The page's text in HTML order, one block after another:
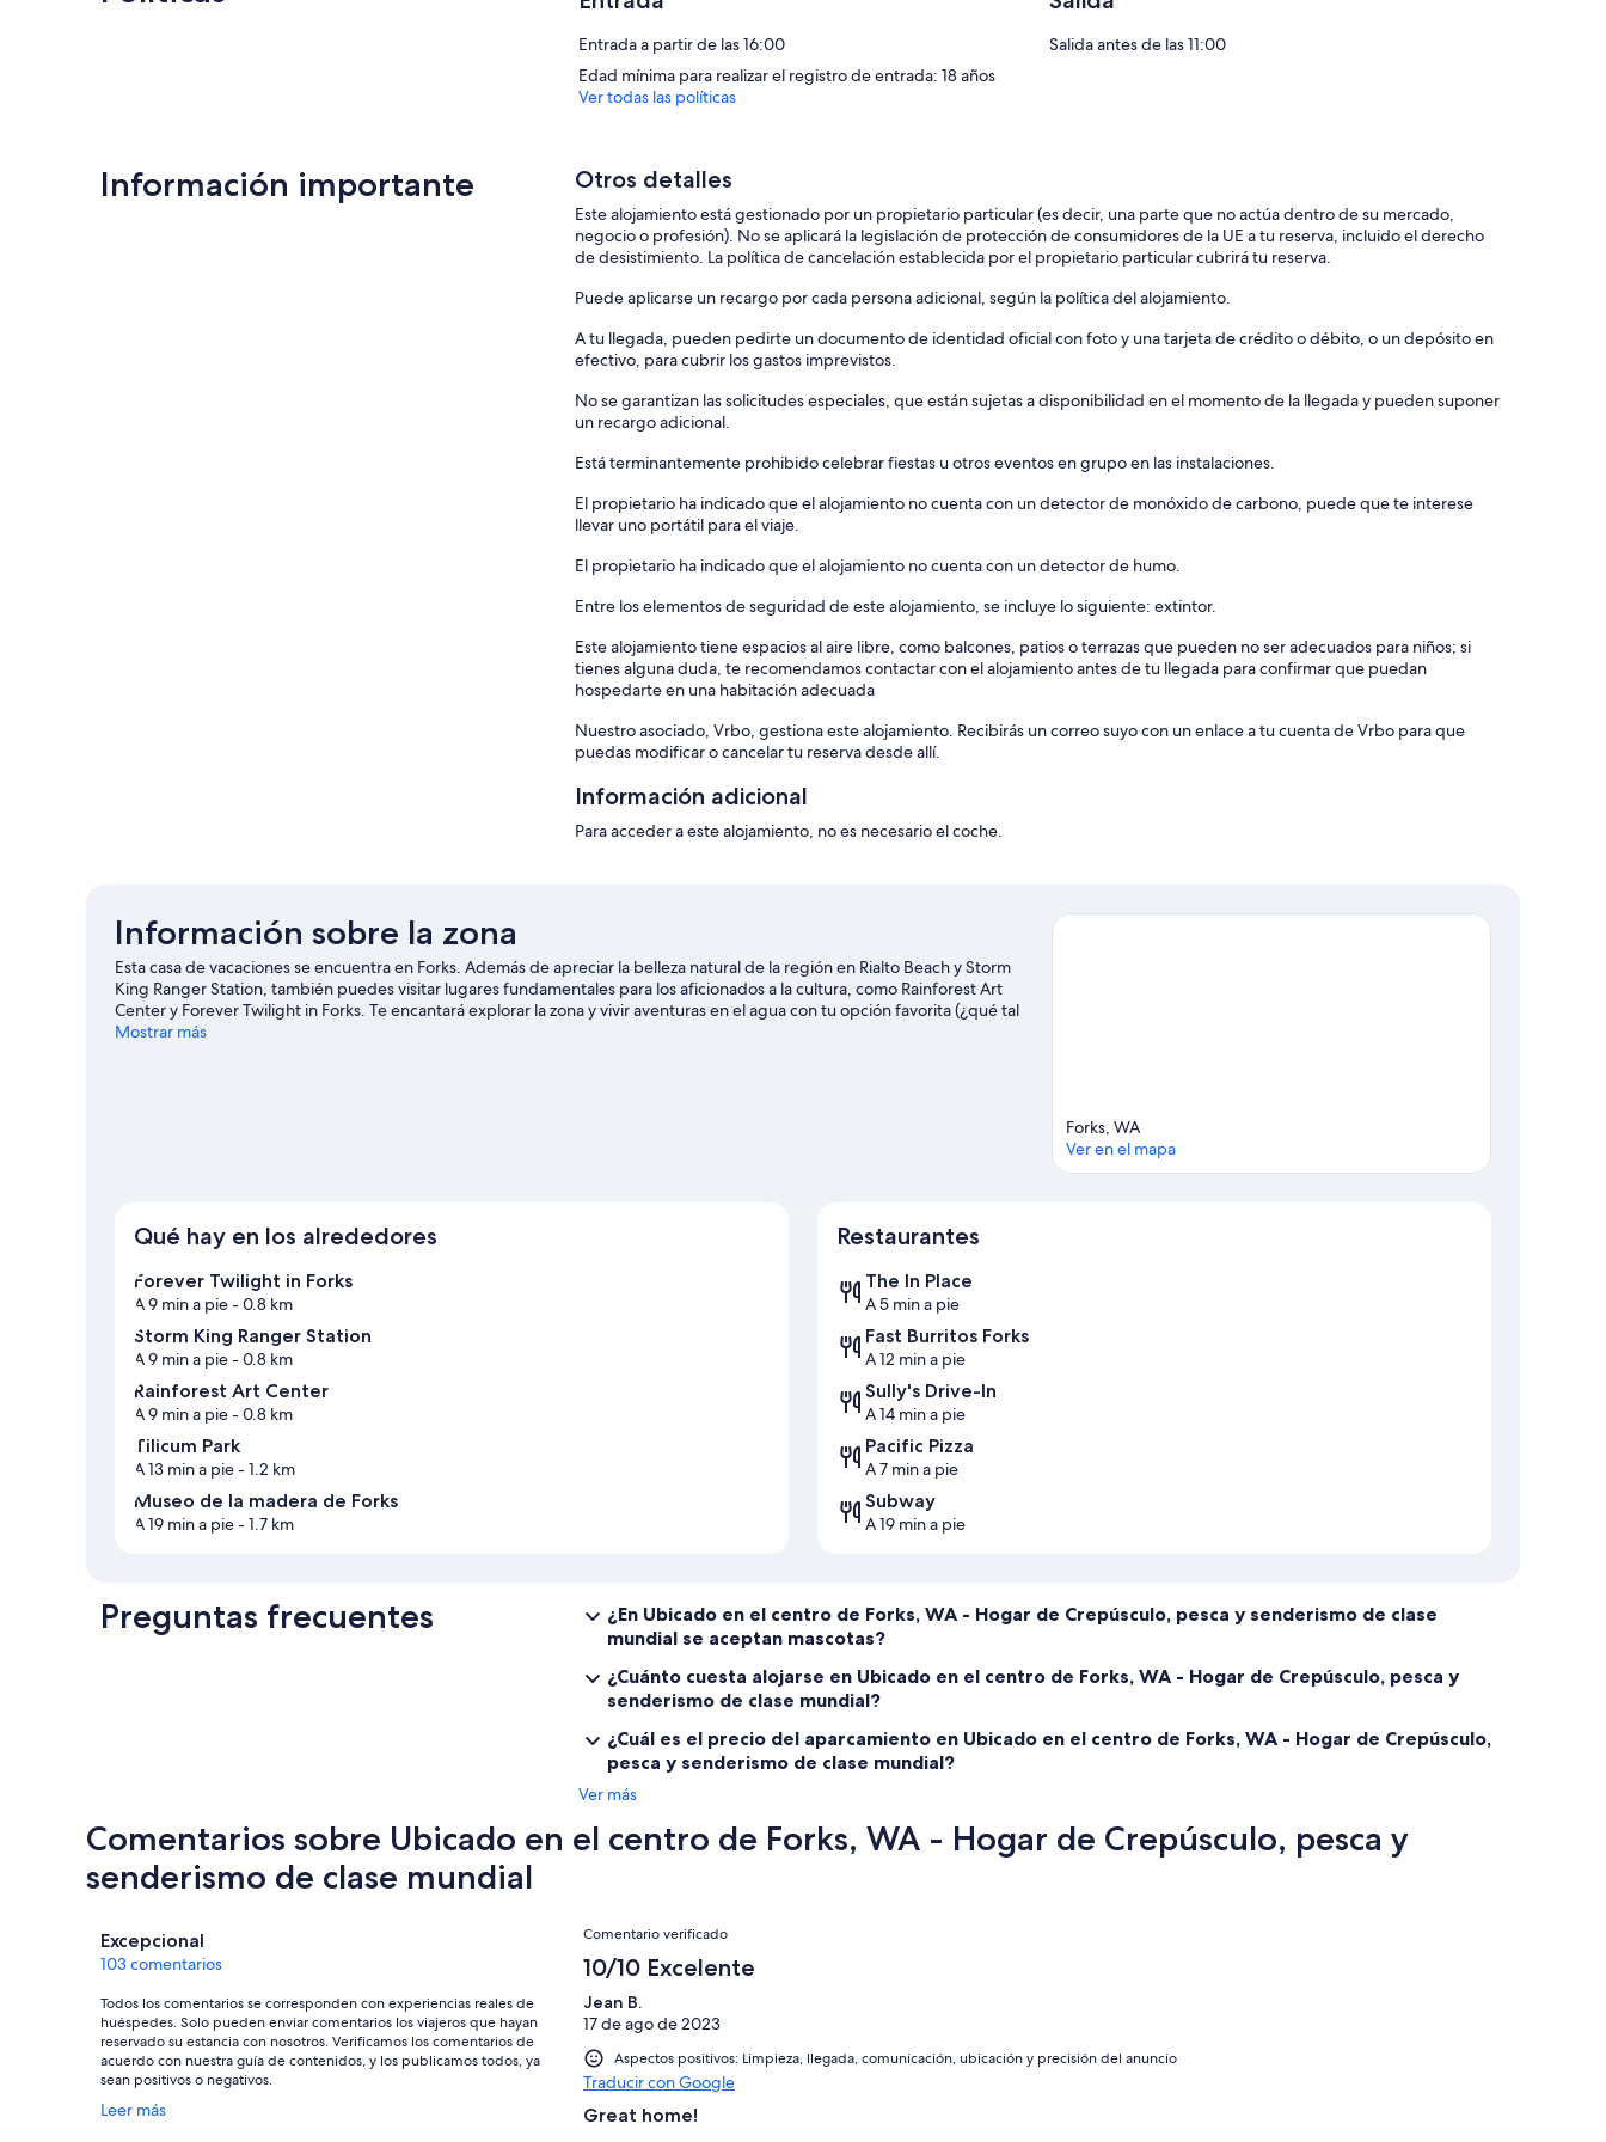
Entrada a partir de las 16:00
Edad mínima para realizar el registro de entrada: 18 años
Salida antes de las 11:00
Ver todas las políticas
Información importante Otros detalles
Este alojamiento está gestionado por un propietario particular (es decir, una parte que no actúa dentro de su mercado,
negocio o profesión). No se aplicará la legislación de protección de consumidores de la UE a tu reserva, incluido el derecho
de desistimiento. La política de cancelación establecida por el propietario particular cubrirá tu reserva.
Puede aplicarse un recargo por cada persona adicional, según la política del alojamiento.
A tu llegada, pueden pedirte un documento de identidad oficial con foto y una tarjeta de crédito o débito, o un depósito en
efectivo, para cubrir los gastos imprevistos.
No se garantizan las solicitudes especiales, que están sujetas a disponibilidad en el momento de la llegada y pueden suponer
un recargo adicional.
Está terminantemente prohibido celebrar fiestas u otros eventos en grupo en las instalaciones.
El propietario ha indicado que el alojamiento no cuenta con un detector de monóxido de carbono, puede que te interese
llevar uno portátil para el viaje.
El propietario ha indicado que el alojamiento no cuenta con un detector de humo.
Entre los elementos de seguridad de este alojamiento, se incluye lo siguiente: extintor.
Este alojamiento tiene espacios al aire libre, como balcones, patios o terrazas que pueden no ser adecuados para niños; si
tienes alguna duda, te recomendamos contactar con el alojamiento antes de tu llegada para confirmar que puedan
hospedarte en una habitación adecuada
Nuestro asociado, Vrbo, gestiona este alojamiento. Recibirás un correo suyo con un enlace a tu cuenta de Vrbo para que
puedas modificar o cancelar tu reserva desde allí.
Información adicional
Para acceder a este alojamiento, no es necesario el coche.
Información sobre la zona
Esta casa de vacaciones se encuentra en Forks. Además de apreciar la belleza natural de la región en Rialto Beach y Storm
King Ranger Station, también puedes visitar lugares fundamentales para los aficionados a la cultura, como Rainforest Art
Center y Forever Twilight in Forks. Te encantará explorar la zona y vivir aventuras en el agua con tu opción favorita (¿qué tal
submarinismo?). También puedes animarte a probar actividades como los manantiales de aguas termales.
Mostrar más
Forks, WA
Ver en el mapa
Qué hay en los alrededores
Forever Twilight in Forks
A 9 min a pie- 0.8 km
Storm King Ranger Station
A 9 min a pie- 0.8 km
Rainforest Art Center
A 9 min a pie- 0.8 km
Tilicum Park
A 13 min a pie- 1.2 km
Museo de la madera de Forks
A 19 min a pie- 1.7 km
Restaurantes
The In Place
A 5 min a pie
Fast Burritos Forks
A 12 min a pie
Sully's Drive-In
A 14 min a pie
Pacific Pizza
A 7 min a pie
Subway
A 19 min a pie
Preguntas frecuentes
¿En Ubicado en el centro de Forks, WA - Hogar de Crepúsculo, pesca y senderismo de clase
mundial se aceptan mascotas?
¿Cuánto cuesta alojarse en Ubicado en el centro de Forks, WA - Hogar de Crepúsculo, pesca y
senderismo de clase mundial?
¿Cuál es el precio del aparcamiento en Ubicado en el centro de Forks, WA - Hogar de Crepúsculo,
pesca y senderismo de clase mundial?
Ver más
Comentarios sobre Ubicado en el centro de Forks, WA - Hogar de Crepúsculo, pesca y
senderismo de clase mundial
Comentarios
Excepcional
103 comentarios
Todos los comentarios se corresponden con experiencias reales de
huéspedes. Solo pueden enviar comentarios los viajeros que hayan
reservado su estancia con nosotros. Verificamos los comentarios de
acuerdo con nuestra guía de contenidos, y los publicamos todos, ya
sean positivos o negativos.
Leer más
Se
Comentarios
Comentario verificado
10/10 Excelente
Jean B.
17 de ago de 2023
Aspectos positivos: Limpieza, llegada, comunicación, ubicación y precisión del anuncio
Traducir con Google
Great home!